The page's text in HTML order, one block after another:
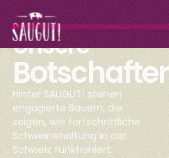
Unsere
Botschafter
Hinter SAUGUT! stehen
engagierte Bauern, die
zeigen, wie fortschrittliche
Schweinehaltung in der
Schweiz funktioniert.